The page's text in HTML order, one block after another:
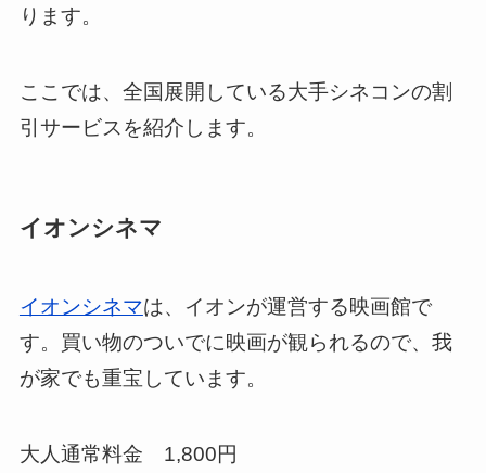
ります。
ここでは、全国展開している大手シネコンの割
引サービスを紹介します。
イオンシネマ
イオンシネマは、イオンが運営する映画館で
す。買い物のついでに映画が観られるので、我
が家でも重宝しています。
大人通常料金 1,800円